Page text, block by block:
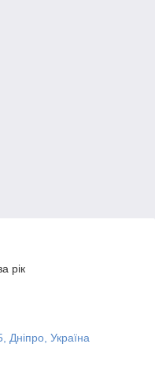
рік
Дніпро, Україна